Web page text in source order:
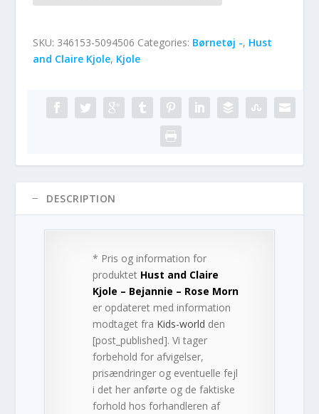
SKU: 346153-5094506 Categories: Børnetøj -, Hust
and Claire Kjole, Kjole
DESCRIPTION
* Pris og information for
produktet Hust and Claire
Kjole – Bejannie – Rose Morn
er opdateret med information
modtaget fra Kids-world den
[post_published]. Vi tager
forbehold for afvigelser,
prisændringer og eventuelle fejl
i det her anførte og de faktiske
forhold hos forhandleren af